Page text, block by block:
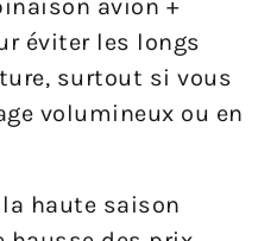
avion +
éviter les longs
surtout si vous
volumineux ou en
la haute saison